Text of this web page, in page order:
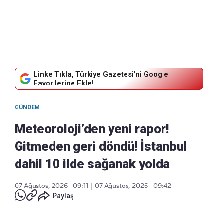
Linke Tıkla, Türkiye Gazetesi'ni Google
Favorilerine Ekle!
GÜNDEM
Meteoroloji’den yeni rapor!
Gitmeden geri döndü! İstanbul
dahil 10 ilde sağanak yolda
07 Ağustos, 2026 - 09:11
07 Ağustos, 2026 - 09:42
Paylaş